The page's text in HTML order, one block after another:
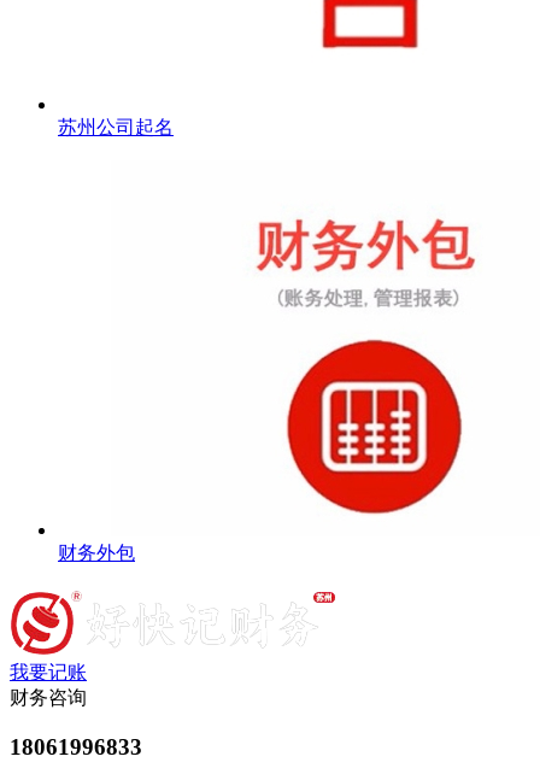
苏州公司起名
财务外包
我要记账
财务咨询
18061996833